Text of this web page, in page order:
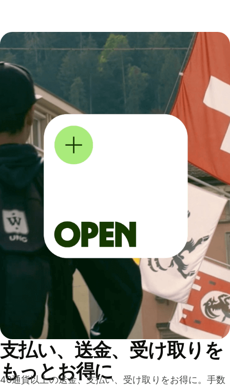
支払い、送金、受け取りを
もっとお得に
40通貨以上の送金、支払い、受け取りをお得に。手数